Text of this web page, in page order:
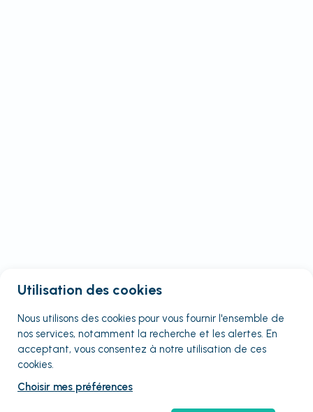
Utilisation des cookies
Nous utilisons des cookies pour vous fournir l'ensemble de
nos services, notamment la recherche et les alertes. En
acceptant, vous consentez à notre utilisation de ces
cookies.
Choisir mes préférences